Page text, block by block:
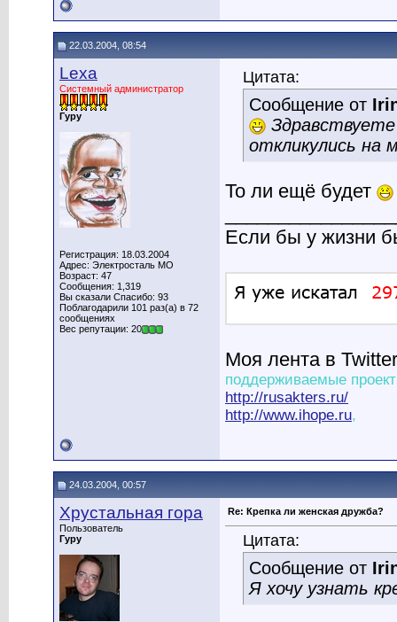
22.03.2004, 08:54
Lexa
Системный администратор
Гуру
Регистрация: 18.03.2004
Адрес: Электросталь МО
Возраст: 47
Сообщения: 1,319
Вы сказали Спасибо: 93
Поблагодарили 101 раз(а) в 72
сообщениях
Вес репутации: 20
Цитата:
Сообщение от
откликулись на
То ли ещё будет
Если бы у жизни
Моя лента в
поддерживаемые
http://rusakters.ru/
http://www.ihope.ru,
24.03.2004, 00:57
Хрустальная гора
Пользователь
Гуру
Re: Крепка ли женская дружба?
Цитата:
Сообщение от
Я хочу узнать